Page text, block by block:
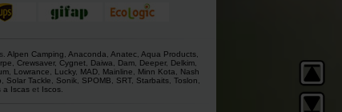
Alpen Camping Anaconda Anatec Aqua Products
Crewsaver, Cygnet, Daiwa Dam, Deeper, Delkim,
, Lowrance Lucky, MAD, Mainline Minn Kota
Nash
Solar Tackle Sonik, SPOMB SRT, Starbaits, Toslon
a Iscas et Iscos